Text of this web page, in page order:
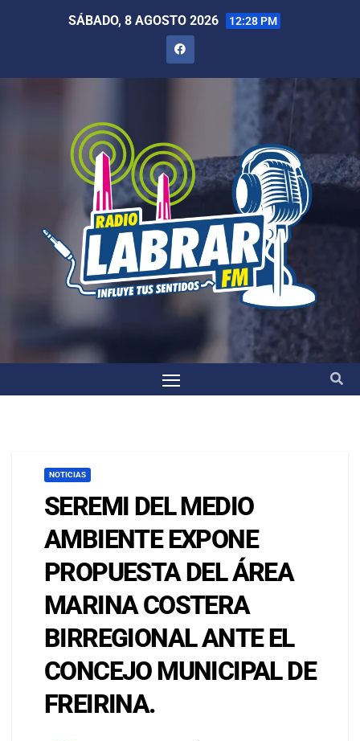
SÁBADO, 8 AGOSTO 2026 12:28 PM
NOTICIAS
SEREMI DEL MEDIO
AMBIENTE EXPONE
PROPUESTA DEL ÁREA
MARINA COSTERA
BIRREGIONAL ANTE EL
CONCEJO MUNICIPAL DE
FREIRINA.